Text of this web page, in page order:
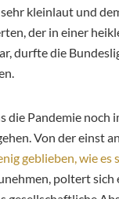
kleinlaut und
der in einer
durfte die
die Pandemie noch
Von der einst
geblieben, wie es
poltert sich